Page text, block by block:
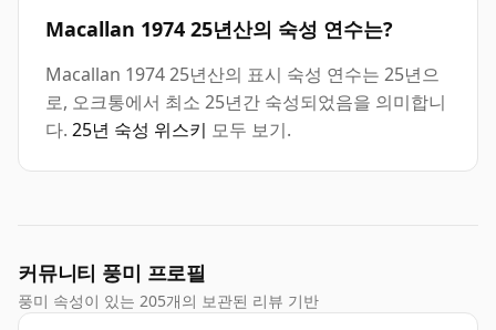
Macallan 1974 25년산의 숙성 연수는?
Macallan 1974 25년산의 표시 숙성 연수는 25년으
로, 오크통에서 최소 25년간 숙성되었음을 의미합니
다. 25년 숙성 위스키 모두 보기.
커뮤니티 풍미 프로필
풍미 속성이 있는 205개의 보관된 리뷰 기반